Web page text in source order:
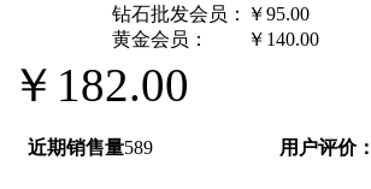
钻石批发会员：
￥95.00
黄金会员：
￥140.00
￥182.00
近期销售量589 用户评价：